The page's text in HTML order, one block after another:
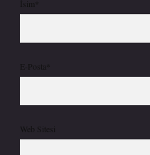
İsim*
E-Posta*
Web Sitesi